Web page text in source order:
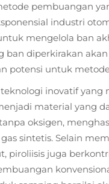
pembuangan
industri
mengelola ban
ban diperkirakan
potensi untuk
inovatif
material yang
oksigen,
sintetis. Selain
piroliisis juga